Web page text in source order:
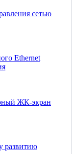
сетью
Ethernet
ЖК-экран
развитию